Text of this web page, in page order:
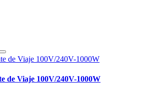
de Viaje 100V/240V-1000W